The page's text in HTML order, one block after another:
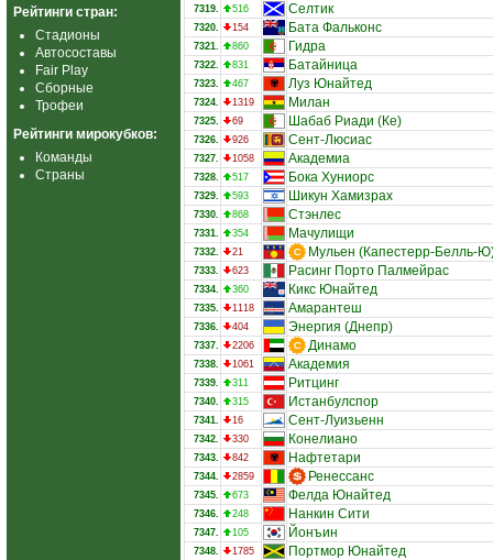
Рейтинги стран:
Стадионы
Автосоставы
Fair Play
Сборные
Трофеи
Рейтинги мирокубков:
Команды
Страны
7319. 516 Селтик
7320. 154 Бата Фальконс
7321. 860 Гидра
7322. 831 Батайница
7323. 467 Луз Юнайтед
7324. 1319 Милан
7325. 69 Шабаб Риади (Ке)
7326. 926 Сент-Люсиас
7327. 1058 Академиа
7328. 517 Бока Хуниорс
7329. 593 Шикун Хамизрах
7330. 868 Стэнлес
7331. 354 Мачулищи
7332. 21 Мульен (Капестерр-Белль-
7333. 623 Расинг Порто Палмейрас
7334. 360 Кикс Юнайтед
7335. 1118 Амарантеш
7336. 404 Энергия (Днепр)
7337. 2206 Динамо
7338. 1061 Академия
7339. 311 Ритцинг
7340. 315 Истанбулспор
7341. 16 Сент-Луизьенн
7342. 330 Конелиано
7343. 842 Нафтетари
7344. 2859 Ренессанс
7345. 673 Фелда Юнайтед
7346. 248 Нанкин Сити
7347. 105 Йонъин
7348. 1785 Портмор Юнайтед